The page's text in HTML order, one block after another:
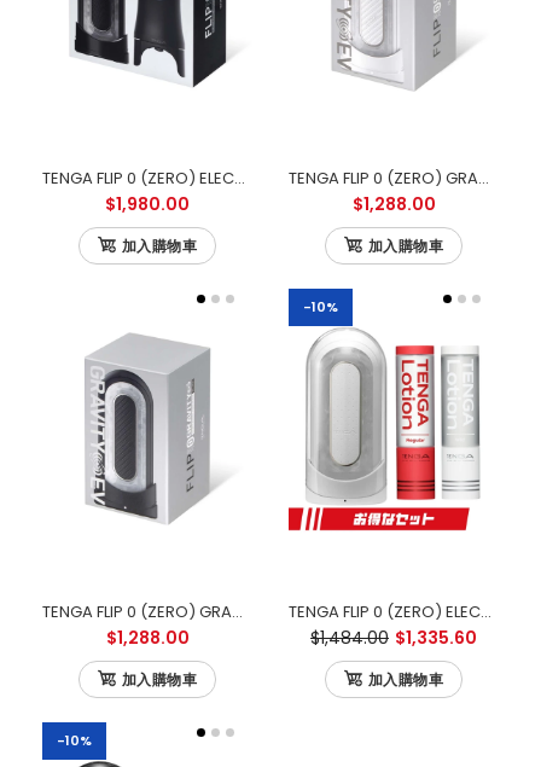
TENGA FLIP 0 (ZERO) ELECTRONIC VIBROTATION 電動迴旋震動版
$1,980.00
加入購物車
TENGA FLIP 0 (ZERO) GRAVITY ELECTRONIC VIBRATION WHITE 零重力白色電動版
$1,288.00
加入購物車
TENGA FLIP 0 (ZERO) GRAVITY ELECTRONIC VIBRATION BLACK 零重力黑色電動版
$1,288.00
加入購物車
-10%
TENGA FLIP 0 (ZERO) ELECTRONIC VIBRATION 白色電動版 優惠套裝
$1,484.00 $1,335.60
加入購物車
-10%